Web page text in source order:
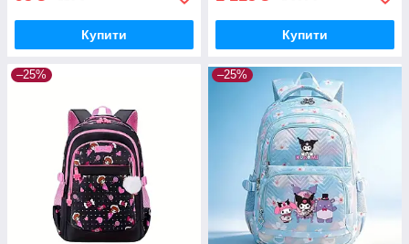
Купити Купити
–25% –25%